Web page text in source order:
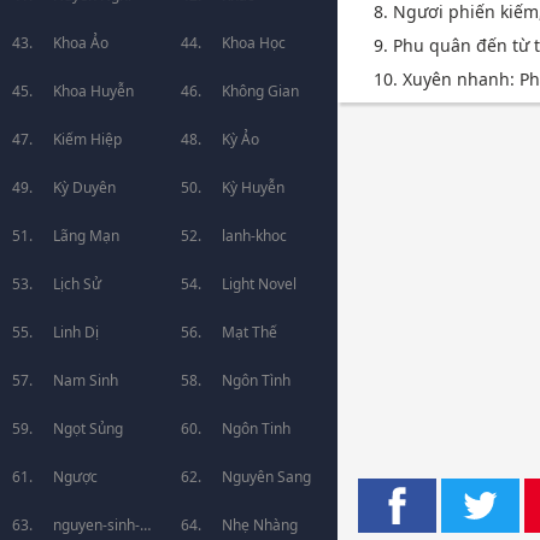
Khoa Ảo Khoa Học
Khoa Huyễn Không Gian
Kiếm Hiệp Kỳ Ảo
Kỳ Duyên Kỳ Huyễn
Lãng Mạn lanh-khoc
Lịch Sử Light Novel
Linh Dị Mạt Thế
Nam Sinh Ngôn Tình
Ngọt Sủng Ngôn Tinh
Ngược Nguyên Sang
nguyen-sinh- Nhẹ Nhàng
8. Ngươi phiến
9. Phu quân đến từ
10. Xuyên nhanh: